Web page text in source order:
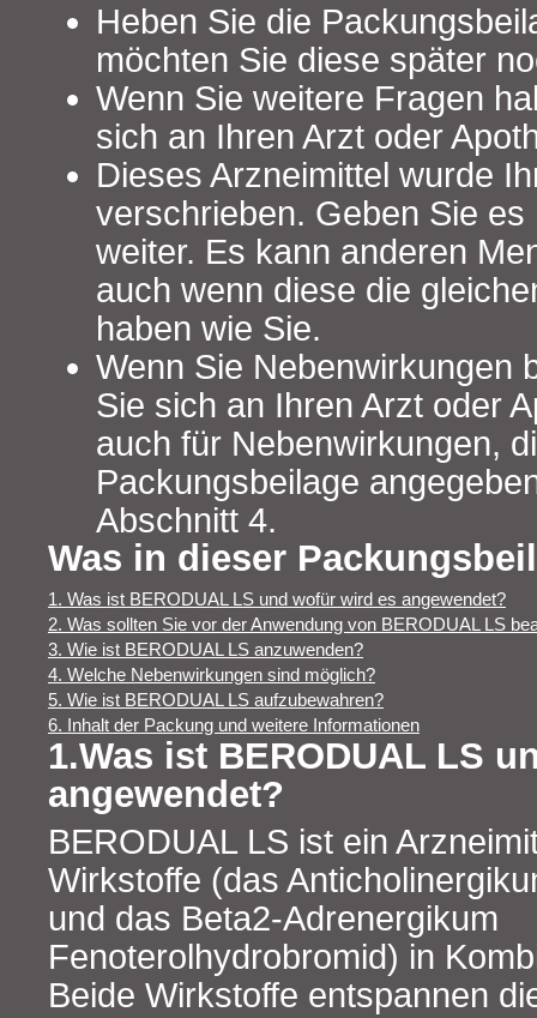
Heben Sie die
möchten Sie diese später
Wenn Sie weitere Fragen
sich an Ihren Arzt oder
Dieses Arzneimittel wurde
verschrieben. Geben Sie es
weiter. Es kann anderen
auch wenn diese die
haben wie Sie.
Wenn Sie Nebenwirkungen
Sie sich an Ihren Arzt oder
auch für Nebenwirkungen,
Packungsbeilage
Abschnitt 4.
Was in dieser
1. Was ist BERODUAL LS und wofür wird es angewendet?
2. Was sollten Sie vor der Anwendung von BERODUAL LS
3. Wie ist BERODUAL LS anzuwenden?
4. Welche Nebenwirkungen sind möglich?
5. Wie ist BERODUAL LS aufzubewahren?
6. Inhalt der Packung und weitere Informationen
1.Was ist BERODUAL LS
angewendet?
BERODUAL LS ist ein
Wirkstoffe (das
und das Beta2‑Adrenergikum
Fenoterolhydrobromid) in
Beide Wirkstoffe entspannen